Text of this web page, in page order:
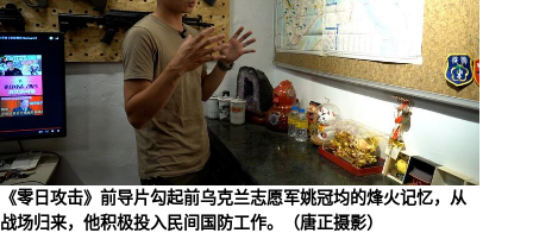
《零日攻击》前导片勾起前乌克兰志愿军姚冠均的烽火记忆，从
战场归来，他积极投入民间国防工作。（唐正摄影）